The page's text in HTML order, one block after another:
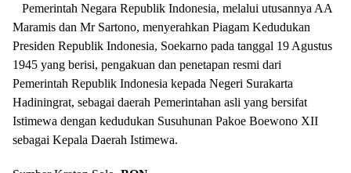
Pemerintah Negara Republik Indonesia, melalui utusannya AA
Maramis dan Mr Sartono, menyerahkan Piagam Kedudukan
Presiden Republik Indonesia, Soekarno pada tanggal 19 Agustus
1945 yang berisi, pengakuan dan penetapan resmi dari
Pemerintah Republik Indonesia kepada Negeri Surakarta
Hadiningrat, sebagai daerah Pemerintahan asli yang bersifat
Istimewa dengan kedudukan Susuhunan Pakoe Boewono XII
sebagai Kepala Daerah Istimewa.